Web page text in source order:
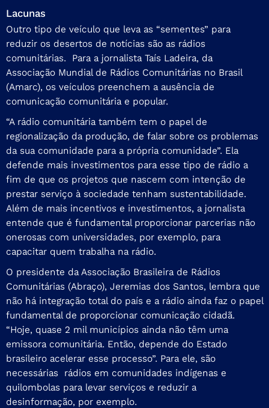
Lacunas
Outro tipo de veículo que leva as “sementes” para
reduzir os desertos de notícias são as rádios
comunitárias. Para a jornalista Taís Ladeira, da
Associação Mundial de Rádios Comunitárias no Brasil
(Amarc), os veículos preenchem a ausência de
comunicação comunitária e popular.
“A rádio comunitária também tem o papel de
regionalização da produção, de falar sobre os problemas
da sua comunidade para a própria comunidade”. Ela
defende mais investimentos para esse tipo de rádio a
fim de que os projetos que nascem com intenção de
prestar serviço à sociedade tenham sustentabilidade.
Além de mais incentivos e investimentos, a jornalista
entende que é fundamental proporcionar parcerias não
onerosas com universidades, por exemplo, para
capacitar quem trabalha na rádio.
O presidente da Associação Brasileira de Rádios
Comunitárias (Abraço), Jeremias dos Santos, lembra que
não há integração total do país e a rádio ainda faz o papel
fundamental de proporcionar comunicação cidadã.
“Hoje, quase 2 mil municípios ainda não têm uma
emissora comunitária. Então, depende do Estado
brasileiro acelerar esse processo”. Para ele, são
necessárias rádios em comunidades indígenas e
quilombolas para levar serviços e reduzir a
desinformação, por exemplo.